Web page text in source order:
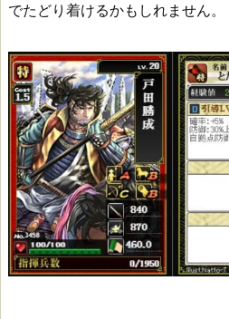
でたどり着けるかもしれません。